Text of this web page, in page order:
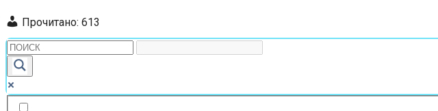
Прочитано: 613